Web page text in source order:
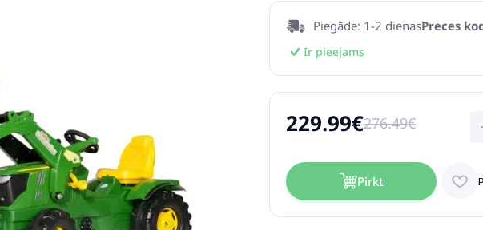
Piegāde: 1-2 dienasPreces
Ir pieejams
229.99€276.49€
Pirkt